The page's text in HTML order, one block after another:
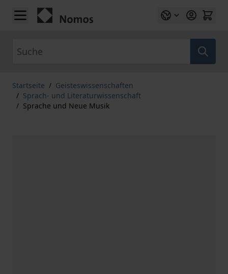
Zum Inhalt springen
Startseite / Geisteswissenschaften
/ Sprach- und Literaturwissenschaft
/ Sprache und Neue Musik